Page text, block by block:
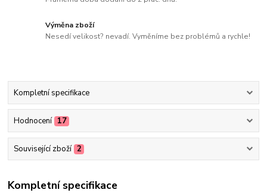
Výměna zboží
Nesedí velikost? nevadí. Vyměníme bez problémů a rychle!
Kompletní specifikace
Hodnocení 17
Související zboží 2
Kompletní specifikace